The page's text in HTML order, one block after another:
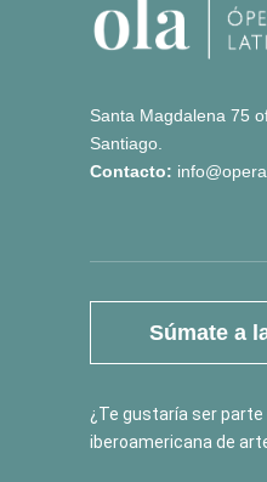
Santa Magdalena 75
Santiago.
Contacto:
Súmate a
¿Te gustaría ser
iberoamericana de